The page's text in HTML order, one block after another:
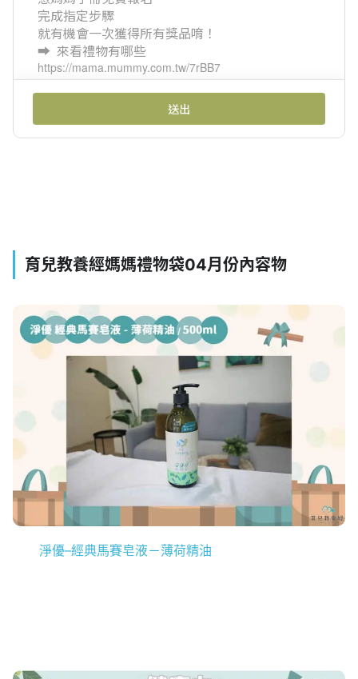
育兒教養經媽媽禮物袋04月份內容物
淨優–經典馬賽皂液－薄荷精油